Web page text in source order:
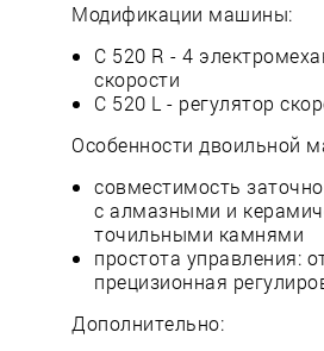
Модификации машины:
С 520 R - 4
скорости
С 520 L - регулятор
Особенности двоильной
совместимость
с алмазными и
точильными камнями
простота управления:
прецизионная
Дополнительно: